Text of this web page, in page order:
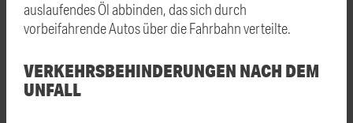
auslaufendes Öl abbinden, das sich durch
vorbeifahrende Autos über die Fahrbahn verteilte.
VERKEHRSBEHINDERUNGEN NACH DEM
UNFALL